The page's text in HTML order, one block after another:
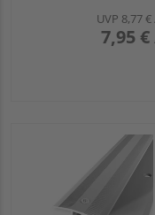
UVP 8,77 €
7,95 €